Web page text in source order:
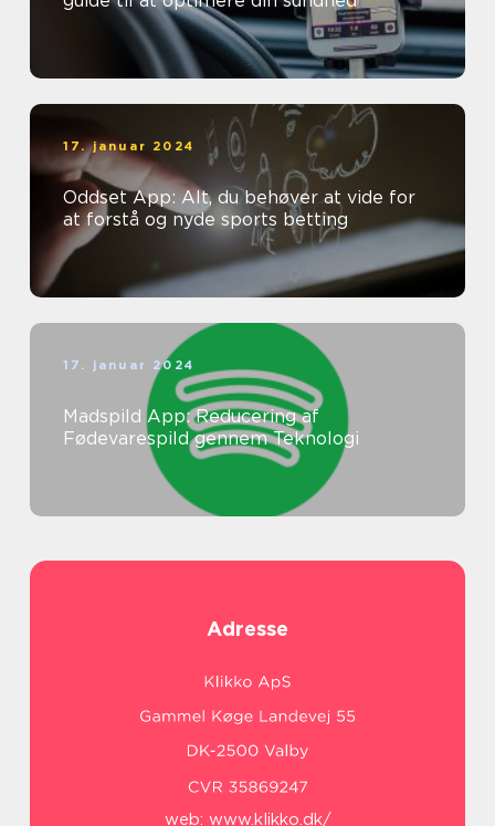
17. januar 2024
Oddset App: Alt, du behøver at vide for
at forstå og nyde sports betting
17. januar 2024
Madspild App: Reducering af
Fødevarespild gennem Teknologi
Adresse
web: www.klikko.dk/